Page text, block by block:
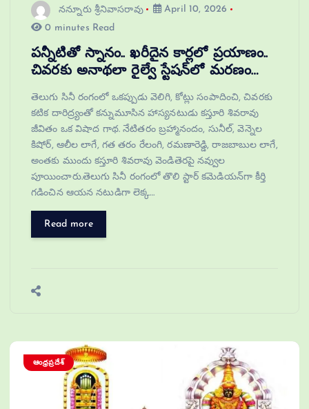
నన్నూరు శ్రీనివాసరావు
April 10, 2026
0 minutes Read
పన్నీటితో స్నానం.. ఖరీదైన కార్లలో ప్రయాణం..
చివరకు అనాథలా రైల్వే స్టేషన్‌లో మరణం…
తెలుగు సినీ రంగంలో ఒకప్పుడు వెలిగి, కోట్లు సంపాదించి, చివరకు
కటిక దారిద్ర్యంతో కన్నుమూసిన హాస్యనటుడు కస్తూరి శివరావు
జీవితం ఒక విషాద గాథ. నేటితరం బ్రహ్మానందం, సునీల్, వెన్నెల
కిషోర్, ఆలీల లాగే, గత తరం రేలంగి, రమణారెడ్డి, రాజబాబుల లాగే,
అంతకు ముందు కస్తూరి శివరావు వెండితెరపై నవ్వుల
పూయించారు.తెలుగు సినీ రంగంలో తొలి స్టార్ కమెడియన్‌గా కీర్తి
గడించిన ఆయన నటుడిగా లెక్క…
Read more
ఆంధ్రప్రదేశ్